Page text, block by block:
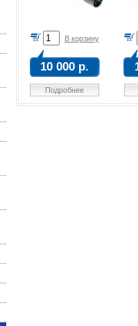
В корзину
10 000 р.
Подробнее